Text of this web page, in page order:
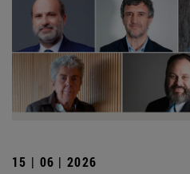
15 | 06 | 2026